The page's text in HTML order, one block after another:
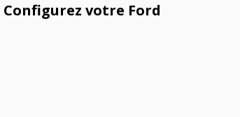
Configurez votre Ford